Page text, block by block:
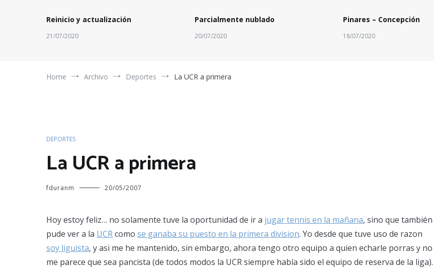
Reinicio y actualización
21/07/2020
Parcialmente nublado
20/07/2020
Pinares – Concepción
18/07/2020
Home Archivo Deportes La UCR a primera
DEPORTES
La UCR a primera
fduranm 20/05/2007
Hoy estoy feliz… no solamente tuve la oportunidad de ir a jugar tennis en la mañana, sino que también
pude ver a la UCRcomo se ganaba su puesto en la primera division. Yo desde que tuve uso de razon
soy liguista, y asi me he mantenido, sin embargo, ahora tengo otro equipo a quien echarle porras y no
me parece que sea pancista (de todos modos la UCR siempre había sido el equipo de reserva de la liga).